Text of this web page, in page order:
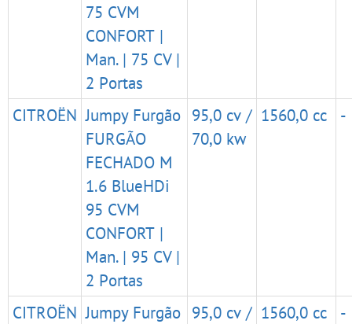
75 CVM
CONFORT |
Man. | 75 CV |
2 Portas
CITROËN Jumpy Furgão
FURGÃO
FECHADO M
1.6 BlueHDi
95 CVM
CONFORT |
Man. | 95 CV |
2 Portas
95,0 cv /
70,0 kw
1560,0 cc -
CITROËN Jumpy Furgão 95,0 cv / 1560,0 cc -